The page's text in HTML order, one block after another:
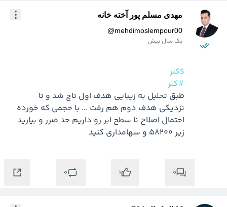
مهدی مسلم پور آخته خانه
@mehdimoslempour00
یک سال پیش
$کلر
#کلر
زیر 58200 و سهامداری کنید
0
1
0